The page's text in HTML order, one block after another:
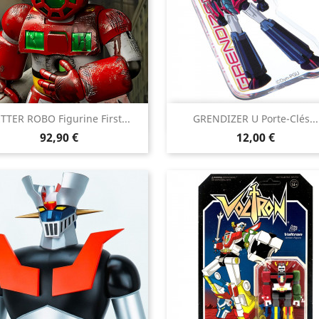
ROBO Figurine First...
Prix
92,90 €
Aperçu rapide GRENDIZER U Porte-Clés...
Prix
12,00 €
Aperçu rapide